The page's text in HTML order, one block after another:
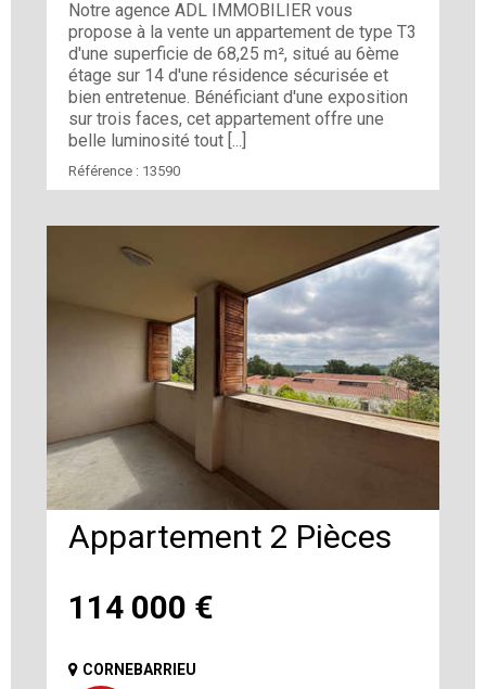
Notre agence ADL IMMOBILIER vous
propose à la vente un appartement de type T3
d'une superficie de 68,25 m², situé au 6ème
étage sur 14 d'une résidence sécurisée et
bien entretenue. Bénéficiant d'une exposition
sur trois faces, cet appartement offre une
belle luminosité tout [...]
Référence : 13590
114 000 €
Appartement 2 Pièces
CORNEBARRIEU